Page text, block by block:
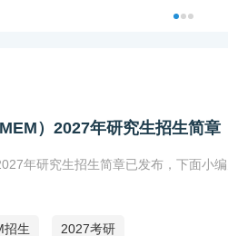
）2027年研究生招生简章
年研究生招生简章已发布，下面小
招生 2027考研